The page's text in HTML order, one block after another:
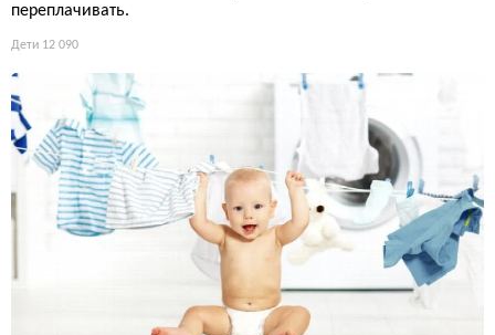
переплачивать.
Дети 12 090